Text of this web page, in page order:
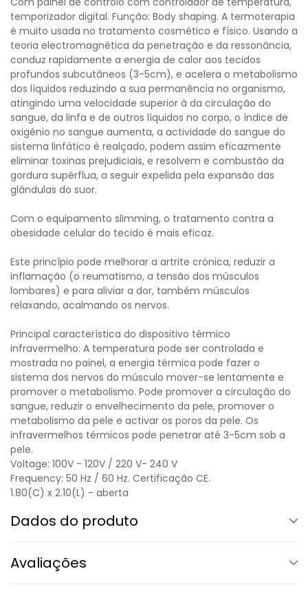
temporizador digital. Função: Body shaping. A termoterapia
é muito usada no tratamento cosmético e físico. Usando a
teoria electromagnética da penetração e da ressonância,
conduz rapidamente a energia de calor aos tecidos
profundos subcutâneos (3-5cm), e acelera o metabolismo
dos líquidos reduzindo a sua permanência no organismo,
atingindo uma velocidade superior à da circulação do
sangue, da linfa e de outros líquidos no corpo, o índice de
oxigénio no sangue aumenta, a actividade do sangue do
sistema linfático é realçado, podem assim eficazmente
eliminar toxinas prejudiciais, e resolvem e combustão da
gordura supérflua, a seguir expelida pela expansão das
glândulas do suor.
Com o equipamento slimming, o tratamento contra a
obesidade celular do tecido é mais eficaz.
Este princípio pode melhorar a artrite crónica, reduzir a
inflamação (o reumatismo, a tensão dos músculos
lombares) e para aliviar a dor, também músculos
relaxando, acalmando os nervos.
Principal característica do dispositivo térmico
infravermelho: A temperatura pode ser controlada e
mostrada no painel, a energia térmica pode fazer o
sistema dos nervos do músculo mover-se lentamente e
promover o metabolismo. Pode promover a circulação do
sangue, reduzir o envelhecimento da pele, promover o
metabolismo da pele e activar os poros da pele. Os
infravermelhos térmicos pode penetrar até 3-5cm sob a
pele.
Voltage: 100V - 120V / 220 V- 240 V
Frequency: 50 Hz / 60 Hz. Certificação CE.
1.80(C) x 2.10(L) - aberta
Dados do produto
Avaliações